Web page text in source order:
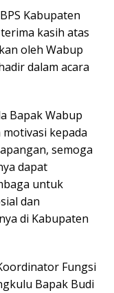
Kabupaten
kasih atas
oleh Wabup
dalam acara
Bapak Wabup
kepada
semoga
dapat
untuk
dan
di Kabupaten
Fungsi
Bapak Budi